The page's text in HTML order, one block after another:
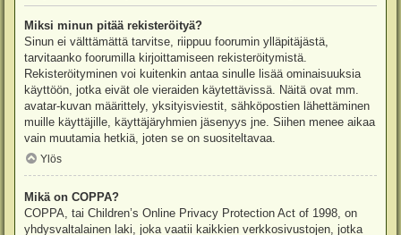
Miksi minun pitää rekisteröityä?
Sinun ei välttämättä tarvitse, riippuu foorumin ylläpitäjästä,
tarvitaanko foorumilla kirjoittamiseen rekisteröitymistä.
Rekisteröityminen voi kuitenkin antaa sinulle lisää ominaisuuksia
käyttöön, jotka eivät ole vieraiden käytettävissä. Näitä ovat mm.
avatar-kuvan määrittely, yksityisviestit, sähköpostien lähettäminen
muille käyttäjille, käyttäjäryhmien jäsenyys jne. Siihen menee aikaa
vain muutamia hetkiä, joten se on suositeltavaa.
Ylös
Mikä on COPPA?
COPPA, tai Children’s Online Privacy Protection Act of 1998, on
yhdysvaltalainen laki, joka vaatii kaikkien verkkosivustojen, jotka